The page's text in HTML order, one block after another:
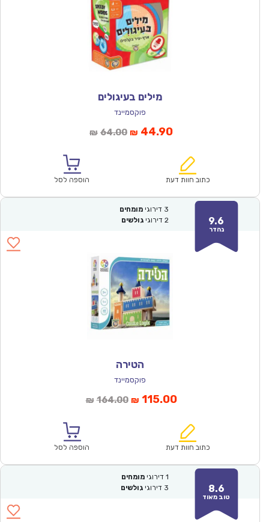
מילים בעיגולים
פוקסמיינד
₪ 64.00המחיר
₪64.00.
₪ 44.90המחיר
הוא:
כתוב חוות דעת הוספה לסל
9.6
נהדר
3 דירוגי מומחים
2 דירוגי גולשים
הטירה
פוקסמיינד
₪ 164.00המחיר
₪164.00.
₪ 115.00המחיר
הוא:
כתוב חוות דעת הוספה לסל
8.6
טוב מאוד
1 דירוגי מומחים
3 דירוגי גולשים